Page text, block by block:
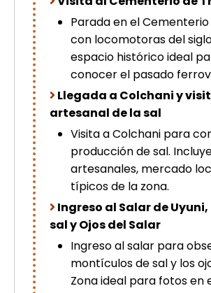
Tour de lujo Cusco 8 dias
Machupicchu + Hotel 4*
Tour Tiahuanaco desde
Puerta del Sol & Bolivia
Tour Uros Taquile 1 día |
desde Puno
Parada en el
con locomotoras del siglo
espacio histórico ideal
conocer el pasado
Llegada a Colchani y
artesanal de la sal
Visita a Colchani para
producción de sal.
artesanales, mercado
típicos de la zona.
Ingreso al Salar de
sal y Ojos del Salar
Ingreso al salar para
montículos de sal y los
Zona ideal para fotos en